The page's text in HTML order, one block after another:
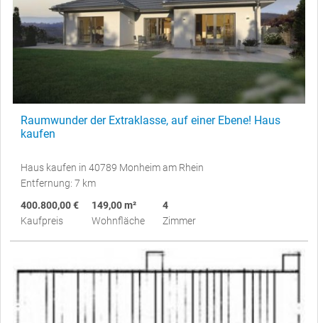
Raumwunder der Extraklasse, auf einer Ebene! Haus
kaufen
Haus kaufen in 40789 Monheim am Rhein
Entfernung: 7 km
400.800,00 €
Kaufpreis
149,00 m²
Wohnfläche
4
Zimmer